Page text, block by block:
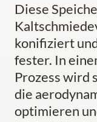
Diese
konifiziert
fester. In
Prozess wird
die
optimieren